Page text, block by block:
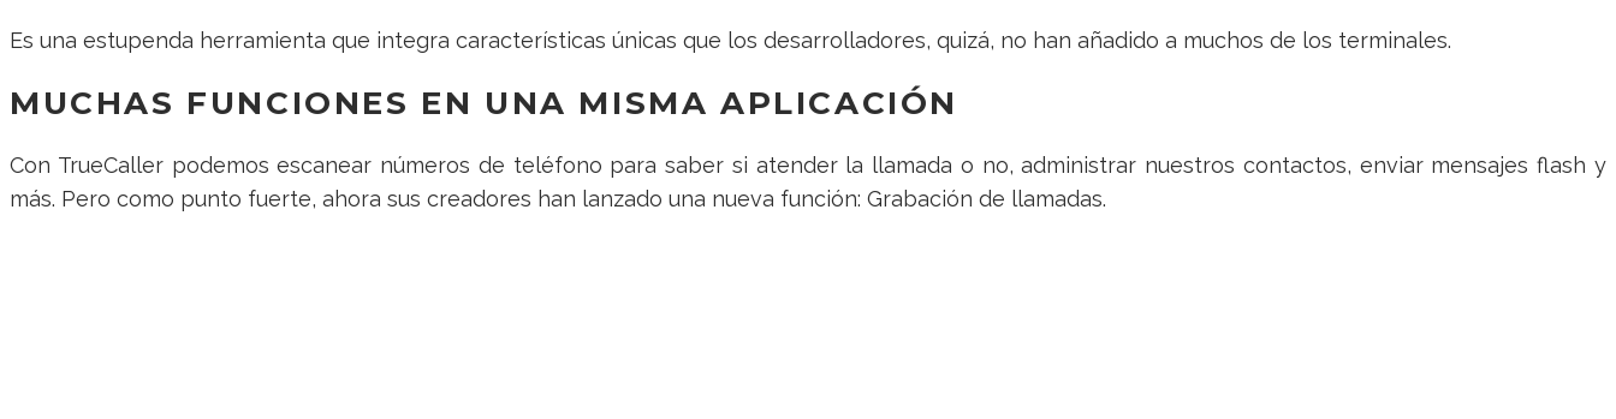
Es una estupenda herramienta que integra características únicas que los desarrolladores, quizá, no han añadido a muchos de los terminales.
MUCHAS FUNCIONES EN UNA MISMA APLICACIÓN
Con TrueCaller podemos escanear números de teléfono para saber si atender la llamada o no, administrar nuestros contactos, enviar mensajes flash y
más. Pero como punto fuerte, ahora sus creadores han lanzado una nueva función: Grabación de llamadas.